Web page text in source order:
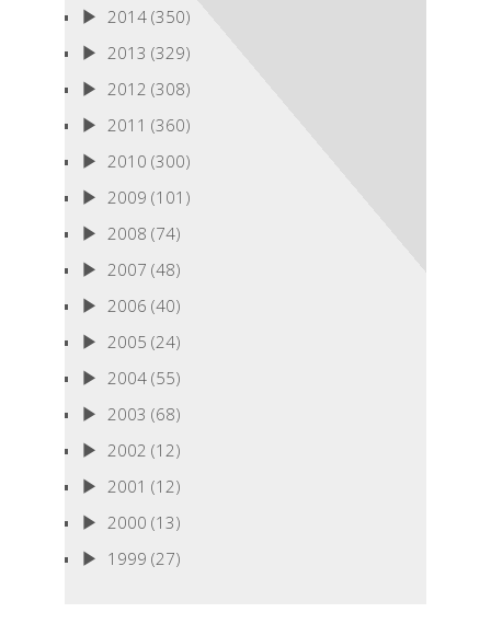
2014 (350)
2013 (329)
2012 (308)
2011 (360)
2010 (300)
2009 (101)
2008 (74)
2007 (48)
2006 (40)
2005 (24)
2004 (55)
2003 (68)
2002 (12)
2001 (12)
2000 (13)
1999 (27)